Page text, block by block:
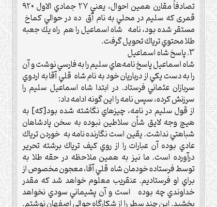
تصادفاً مقارن همين احوال، يعني ۲۷ جمادي الاول ۹۲۰
قمری كه سليم در محلي به نام آق ده در حوالي كماخ
مستقر شده بود، نامه شاه اسماعيل را هم راه يك جعبه
طلا محتوي ترياك تحویل گرفت.‌
3‌. پاسخ شاه اسماعيل
شاه اسماعيل پاسخ نامه‌هاي سليم را به فارسي نوشت و آن
را به دست يكي از درباريان خود به نام شاه قلي آقا به اردوي
سربازان عثماني فرستاد.‌ در ابتدا شاه اسماعيل سليم را
سرزنش كرده، سپس نامه را اين گونه ادامه داد:
از قول سليم در نامه، چيزهاي نگاشته شده بود[که] به
هيچ وجه لايق شأن سلاطين نبوده به سخن پادشاهان
شباهتي نداشت.‌ يقين است نگارنده نامه به خوردن ترياك
عادي بوده آن عبارات را از روي كيف ترياك برشته تحرير
درآورده است. ما نيز به همين ملاحظه در حقه طلا به‌
توسط فرستاده خودمان شاه قلي آقا، معجون مخصوص از
براي او فرستاديم. عنقريب معلوم خواهد شد كه مقدر
خداوندي چه بوده است و ‌آن پشيماني سودي نخواهد